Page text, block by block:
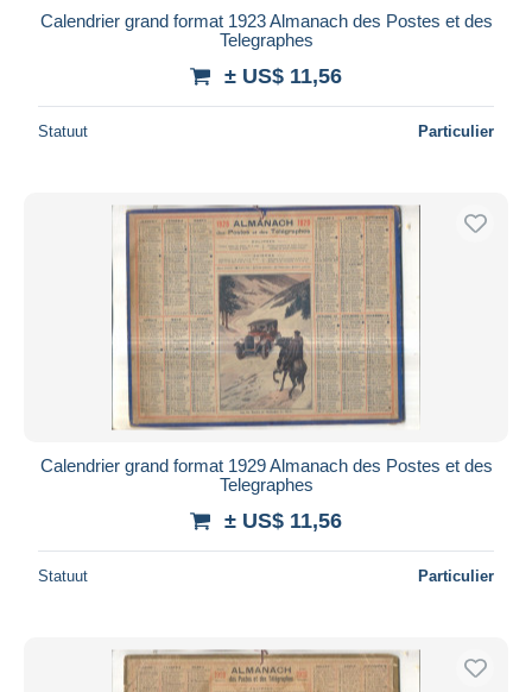
Calendrier grand format 1923 Almanach des Postes et des
Telegraphes
± US$ 11,56
Statuut Particulier
Calendrier grand format 1929 Almanach des Postes et des
Telegraphes
± US$ 11,56
Statuut Particulier